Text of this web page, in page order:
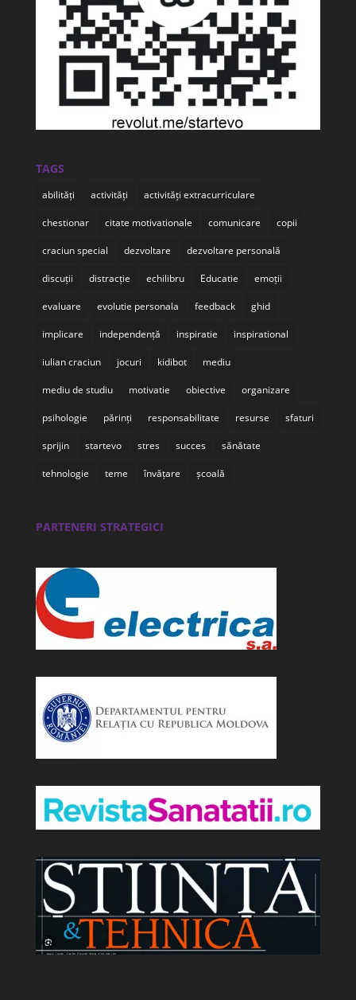
TAGS
abilități activități activități extracurriculare
chestionar citate motivationale comunicare copii
craciun special dezvoltare dezvoltare personală
discuții distracție echilibru Educatie emoții
evaluare evolutie personala feedback ghid
implicare independență inspiratie inspirational
iulian craciun jocuri kidibot mediu
mediu de studiu motivatie obiective organizare
psihologie părinți responsabilitate resurse sfaturi
sprijin startevo stres succes sănătate
tehnologie teme învățare școală
PARTENERI STRATEGICI